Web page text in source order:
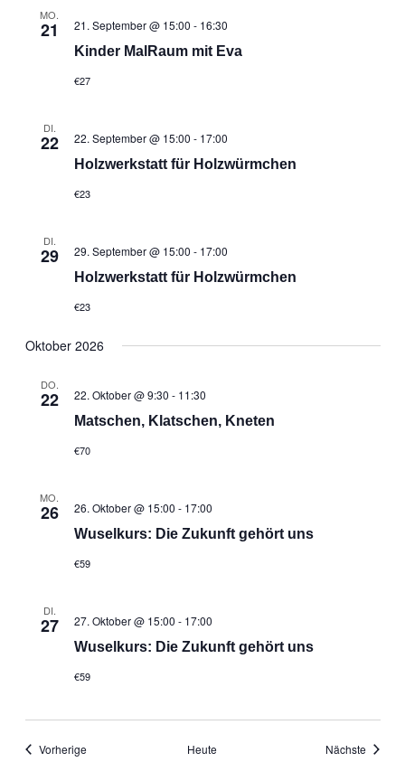
MO.
21 21. September @ 15:00 - 16:30
Kinder MalRaum mit Eva
€27
DI.
22 22. September @ 15:00 - 17:00
Holzwerkstatt für Holzwürmchen
€23
DI.
29 29. September @ 15:00 - 17:00
Holzwerkstatt für Holzwürmchen
€23
Oktober 2026
DO.
22 22. Oktober @ 9:30 - 11:30
Matschen, Klatschen, Kneten
€70
MO.
26 26. Oktober @ 15:00 - 17:00
Wuselkurs: Die Zukunft gehört uns
€59
DI.
27 27. Oktober @ 15:00 - 17:00
Wuselkurs: Die Zukunft gehört uns
€59
VorherigeVeranstaltungen Heute Nächste